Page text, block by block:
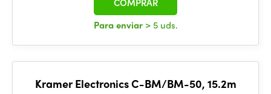
Para enviar > 5 uds.
Kramer Electronics C-BM/BM-50, 15.2m